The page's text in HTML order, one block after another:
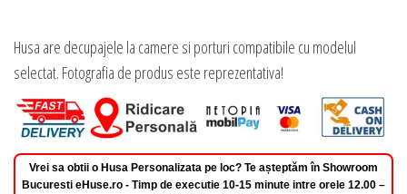
Husa are decupajele la camere si porturi compatibile cu modelul
selectat. Fotografia de produs este reprezentativa!
Vrei sa obtii o Husa Personalizata pe loc? Te așteptăm în Showroom
Bucuresti eHuse.ro - Timp de executie 10-15 minute intre orele 12.00 –